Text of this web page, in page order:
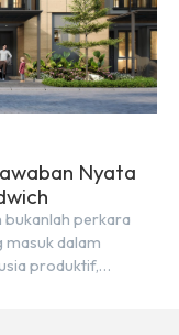
Nyata
bukanlah perkara
masuk dalam
produktif,